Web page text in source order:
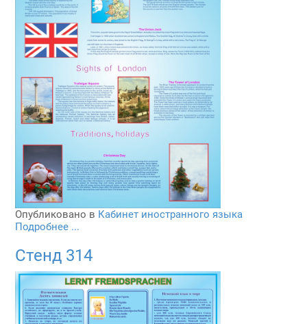
Опубликовано в Кабинет иностранного языка
Подробнее ...
Стенд 314